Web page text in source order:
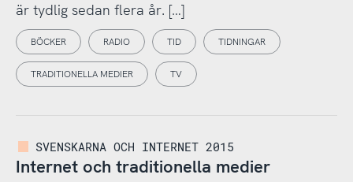
är tydlig sedan flera år. […]
BÖCKER RADIO TID TIDNINGAR
TRADITIONELLA MEDIER TV
SVENSKARNA OCH INTERNET 2015
Internet och traditionella medier